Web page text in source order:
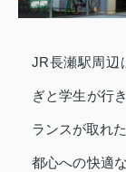
JR長瀬駅周辺
ぎと学生が行
ランスが取れ
都心への快適